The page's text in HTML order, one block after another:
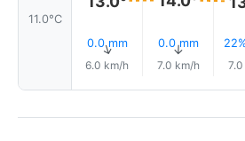
11.0°C
0.0 mm
↑
6.0 km/h
0.0 mm
↑
7.0 km/h